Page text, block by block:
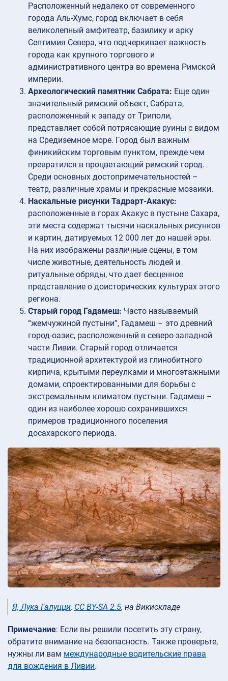
Расположенный недалеко от современного
города Аль-Хумс, город включает в себя
великолепный амфитеатр, базилику и арку
Септимия Севера, что подчеркивает важность
города как крупного торгового и
административного центра во времена Римской
империи.
Археологический памятник Сабрата: Еще один
значительный римский объект, Сабрата,
расположенный к западу от Триполи,
представляет собой потрясающие руины с видом
на Средиземное море. Город был важным
финикийским торговым пунктом, прежде чем
превратился в процветающий римский город.
Среди основных достопримечательностей –
театр, различные храмы и прекрасные мозаики.
Наскальные рисунки Тадрарт-Акакус:
расположенные в горах Акакус в пустыне Сахара,
эти места содержат тысячи наскальных рисунков
и картин, датируемых 12 000 лет до нашей эры.
На них изображены различные сцены, в том
числе животные, деятельность людей и
ритуальные обряды, что дает бесценное
представление о доисторических культурах этого
региона.
Старый город Гадамеш: Часто называемый
“жемчужиной пустыни”, Гадамеш – это древний
город-оазис, расположенный в северо-западной
части Ливии. Старый город отличается
традиционной архитектурой из глинобитного
кирпича, крытыми переулками и многоэтажными
домами, спроектированными для борьбы с
экстремальным климатом пустыни. Гадамеш –
один из наиболее хорошо сохранившихся
примеров традиционного поселения
досахарского периода.
Я, Лука Галуцци, CC BY-SA 2.5, на Викискладе
Примечание: Если вы решили посетить эту страну,
обратите внимание на безопасность. Также проверьте,
нужны ли вам международные водительские права
для вождения в Ливии.